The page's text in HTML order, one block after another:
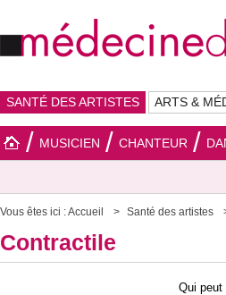
SANTÉ DES ARTISTES ARTS &
MUSICIEN CHANTEUR
Vous êtes ici :Accueil Santé des artistes
Contractile
Qui